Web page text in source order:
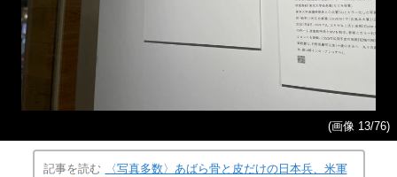
(画像 13/76)
記事を読む
〈写真多数〉あばら骨と皮だけの日本兵、米軍